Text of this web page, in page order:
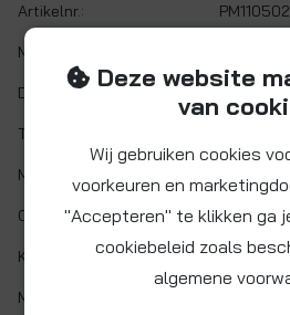
Artikelnr.:
Maat:
Demontabel: Ja
Twist&Lock:
Materiaal:
O-ring: NITRIL
Kleur: Zwart
Min. werktemp.:
Deze website
van
Wij gebruiken cookies
voorkeuren en
"Accepteren" te klikken ga
cookiebeleid zoals
algemene